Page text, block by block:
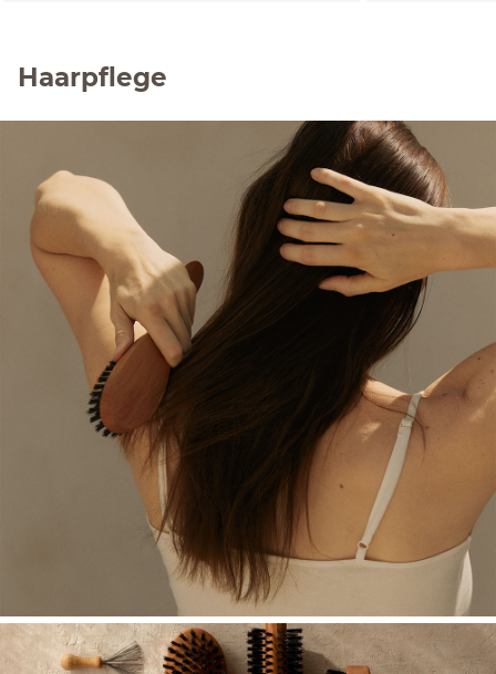
Haarpflege